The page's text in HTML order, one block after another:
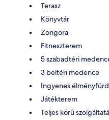
Terasz
Könyvtár
Zongora
Fitneszterem
5 szabadtéri
3 beltéri medence
Ingyenes
Játékterem
Teljes körű